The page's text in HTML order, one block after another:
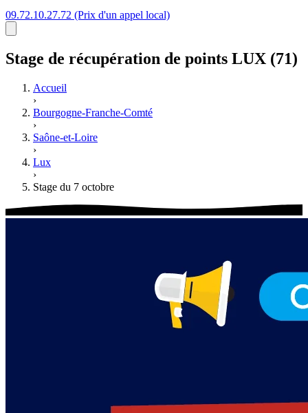
09.72.10.27.72 (Prix d'un appel local)
Stage de récupération de points LUX (71)
Accueil
›
Bourgogne-Franche-Comté
›
Saône-et-Loire
›
Lux
›
Stage du 7 octobre